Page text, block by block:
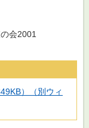
会2001
）（別ウィ